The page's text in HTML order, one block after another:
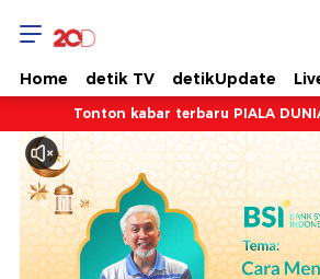
Home detik TV detikUpdate
Tonton kabar terbaru PIALA